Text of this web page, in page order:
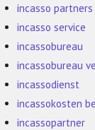
incasso partners
incasso service
incassobureau
incassobureau
incassodienst
incassokosten
incassopartner